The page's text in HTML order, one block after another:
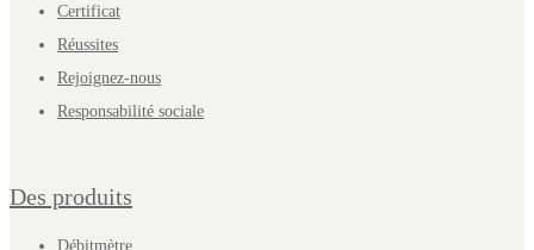
Certificat
Réussites
Rejoignez-nous
Responsabilité sociale
Des produits
Débitmètre